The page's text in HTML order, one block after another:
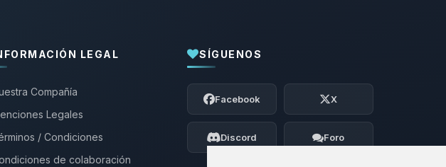
LEGAL
Compañía
Legales
/ Condiciones
de colaboración
SÍGUENOS
Facebook X
Discord Foro
Yupi, por fin alguien con quien hablar!
Soy Choupy, tu pequeno asistente de
BoxToPlay. Cuentame que necesitas y
moveré mis pequenos circuitos para
ayudarte.
08/08/2026 09:37